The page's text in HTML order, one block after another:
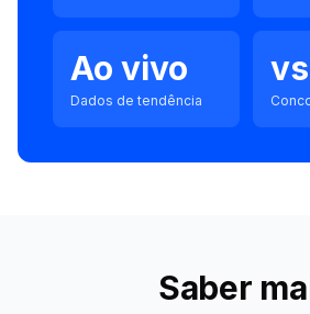
Ao vivo
Dados de tendência
Saber